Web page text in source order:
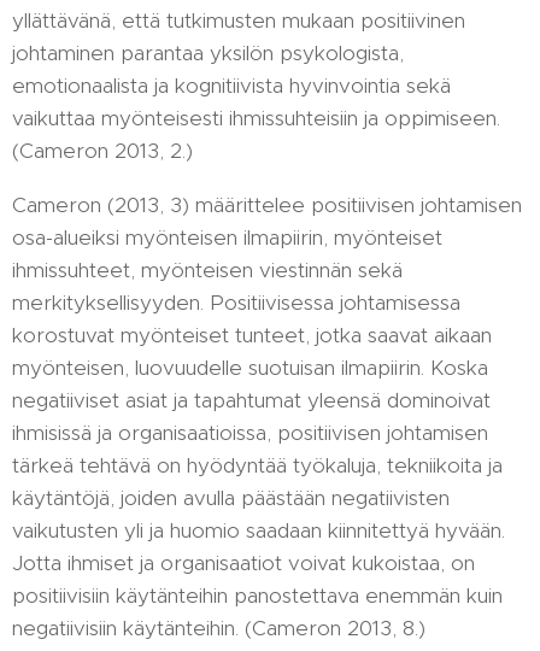
yllättävänä, että tutkimusten mukaan positiivinen
johtaminen parantaa yksilön psykologista,
emotionaalista ja kognitiivista hyvinvointia sekä
vaikuttaa myönteisesti ihmissuhteisiin ja oppimiseen.
(Cameron 2013, 2.)
Cameron (2013, 3) määrittelee positiivisen johtamisen
osa-alueiksi myönteisen ilmapiirin, myönteiset
ihmissuhteet, myönteisen viestinnän sekä
merkityksellisyyden. Positiivisessa johtamisessa
korostuvat myönteiset tunteet, jotka saavat aikaan
myönteisen, luovuudelle suotuisan ilmapiirin. Koska
negatiiviset asiat ja tapahtumat yleensä dominoivat
ihmisissä ja organisaatioissa, positiivisen johtamisen
tärkeä tehtävä on hyödyntää työkaluja, tekniikoita ja
käytäntöjä, joiden avulla päästään negatiivisten
vaikutusten yli ja huomio saadaan kiinnitettyä hyvään.
Jotta ihmiset ja organisaatiot voivat kukoistaa, on
positiivisiin käytänteihin panostettava enemmän kuin
negatiivisiin käytänteihin. (Cameron 2013, 8.)